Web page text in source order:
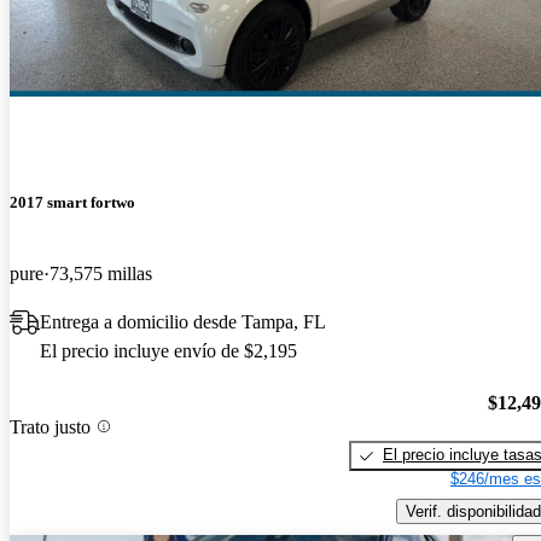
2017 smart fortwo
pure 73,575 millas
Entrega a domicilio desde Tampa, FL
El precio incluye envío de $2,195
Trato justo
El precio incluye tasas
$246/mes
Verif. disponibilidad